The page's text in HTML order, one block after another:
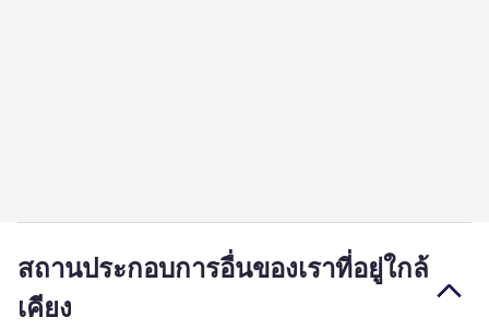
สถานประกอบการอื่นของเราที่อยู่ใกล้
เคียง